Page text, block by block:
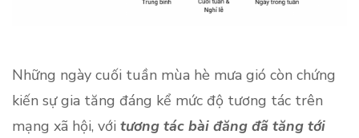
Những ngày cuối tuần mùa hè mưa gió còn chứng
kiến ​​sự gia tăng đáng kể mức độ tương tác trên
mạng xã hội, với tương tác bài đăng đã tăng tới